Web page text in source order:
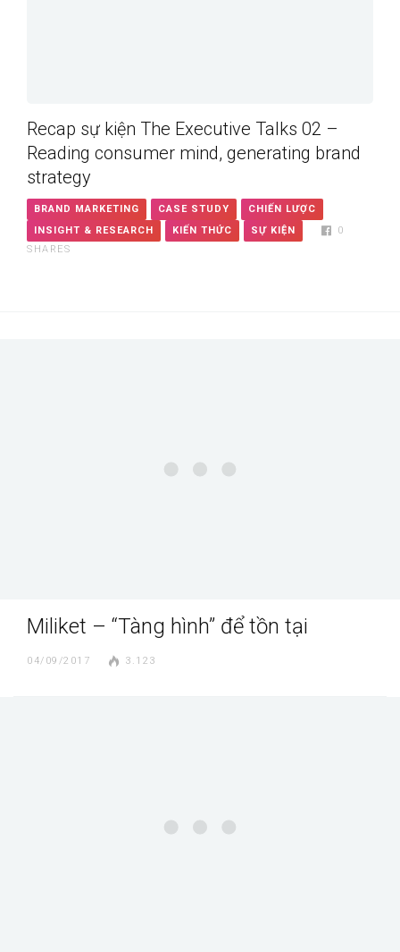
Recap sự kiện The Executive Talks 02 –
Reading consumer mind, generating brand
strategy
BRAND MARKETING CASE STUDY
CHIẾN LƯỢC
INSIGHT & RESEARCH
KIẾN THỨC SỰ KIỆN
0
SHARES
Miliket – “Tàng hình” để tồn tại
04/09/2017 3.123